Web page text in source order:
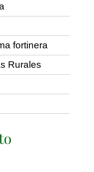
fortinera
Rurales